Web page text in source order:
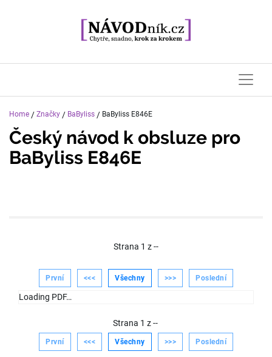
Home / Značky / BaByliss / BaByliss E846E
Český návod k obsluze pro
BaByliss E846E
Strana 1 z--
První <<< Všechny >>> Poslední
Loading PDF…
Strana 1 z--
První <<< Všechny >>> Poslední